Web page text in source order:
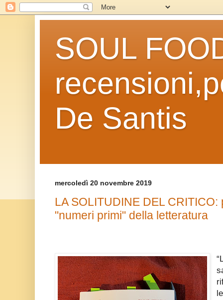
SOUL
De Santis
mercoledì 20 novembre 2019
LA SOLITUDINE DEL
"numeri primi" della letteratura